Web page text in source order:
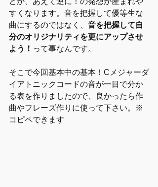
すくなります。音を把握して優等生な
曲にするのではなく、 音を把握して自
分のオリジナリティを更にアップさせ
よう！ って事なんです。
そこで今回基本中の基本！Cメジャーダ
イアトニックコードの音が一目で分か
る表を作りましたので、良かったら作
曲やフレーズ作りに使って下さい。※
コピペできます